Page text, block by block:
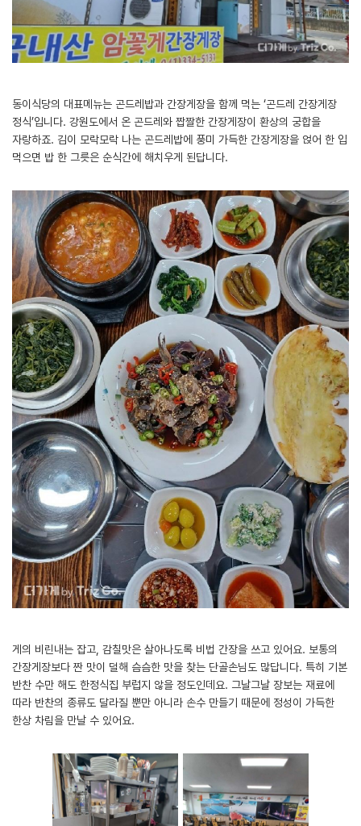
동이식당의 대표메뉴는 곤드레밥과 간장게장을 함께 먹는 ‘곤드레 간장게장
정식’입니다. 강원도에서 온 곤드레와 짭짤한 간장게장이 환상의 궁합을
자랑하죠. 김이 모락모락 나는 곤드레밥에 풍미 가득한 간장게장을 얹어 한 입
먹으면 밥 한 그릇은 순식간에 해치우게 된답니다.
게의 비린내는 잡고, 감칠맛은 살아나도록 비법 간장을 쓰고 있어요. 보통의
간장게장보다 짠 맛이 덜해 슴슴한 맛을 찾는 단골손님도 많답니다. 특히 기본
반찬 수만 해도 한정식집 부럽지 않을 정도인데요. 그날그날 장보는 재료에
따라 반찬의 종류도 달라질 뿐만 아니라 손수 만들기 때문에 정성이 가득한
한상 차림을 만날 수 있어요.